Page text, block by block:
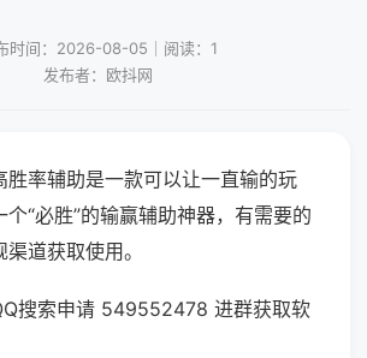
时间：2026-08-05｜阅读：1
发布者：欧抖网
胜率辅助是一款可以让一直输的玩
“必胜”的输赢辅助神器，有需要的
道获取使用。
搜索申请 549552478 进群获取软